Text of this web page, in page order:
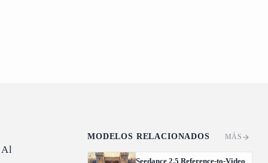
Al
MODELOS RELACIONADOS MÁS
Seedance 2.5 Reference-to-Video